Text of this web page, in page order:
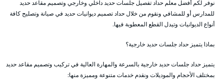
نوفر لكم أفضل معلم حداد تفصيل جلسات حديد داخلي وخارجي وتصميم مقاعد حديد
للمدارس أو للمشافي ونقوم من خلال حداد تصميم ديوانيات حديد في صيانة وتصليح كافة
أنواع الديوانيات وتيدل القطع المعطوبة فيها.
بماذا يتميز حداد جلسات حديد خارجية؟
يتميز حداد جلسات حديد خارجية بالسرعة والمهارة العالية في تركيب وتصميم مقاعد حديد
بمختلف الأحجام والموديلات ونقدم خدمات متنوعة ومميزة منها: